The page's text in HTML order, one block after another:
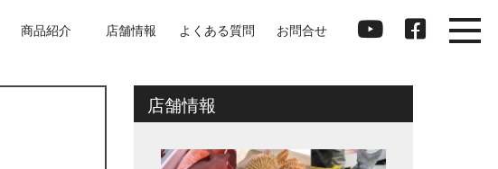
お問合せ
よくある質問
店舗情報
商品紹介
店舗情報